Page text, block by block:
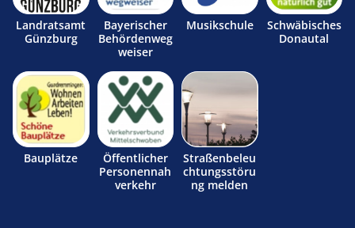
Landratsamt
Günzburg
Bayerischer
Behördenweg
weiser
Musikschule
Schwäbisches
Donautal
Bauplätze
Öffentlicher
Personennah
verkehr
Straßenbeleu
chtungsstöru
ng melden